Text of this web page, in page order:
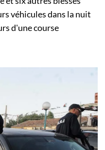
véhicules dans la nuit
d'une course